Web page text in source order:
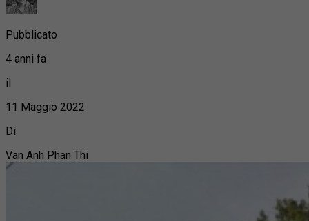
Pubblicato
4 anni fa
il
11 Maggio 2022
Di
Van Anh Phan Thi